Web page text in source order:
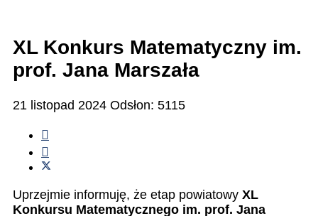
XL Konkurs Matematyczny im.
prof. Jana Marszała
21 listopad 2024 Odsłon: 5115
Uprzejmie informuję, że etap powiatowy XL
Konkursu Matematycznego im. prof. Jana